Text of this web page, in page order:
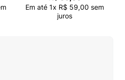
Em até 1x R$ 59,00 sem
juros